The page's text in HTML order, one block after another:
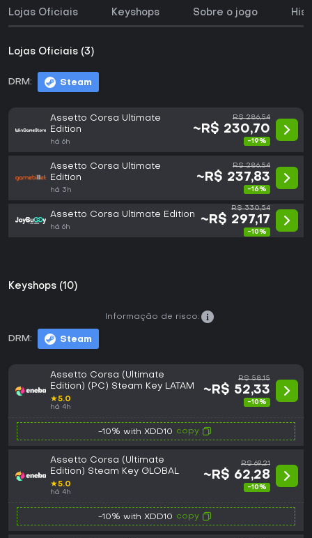
Lojas Oficiais Keyshops Sobre o jogo
Lojas Oficiais (3)
DRM: Steam
Assetto Corsa Ultimate
Edition
há 6h
R$ 286,54
~R$ 230,70
-19%
Assetto Corsa Ultimate
Edition
há 3h
R$ 286,54
~R$ 237,83
-16%
Assetto Corsa Ultimate Edition
há 6h
R$ 330,54
~R$ 297,17
-10%
Keyshops (10)
DRM: Steam
Informação de risco:
Assetto Corsa (Ultimate
Edition) (PC) Steam Key LATAM
★5.0
há 4h
R$ 58,15
~R$ 52,33
-10%
-10% with XDD10 copy
Assetto Corsa (Ultimate
Edition) Steam Key GLOBAL
★5.0
há 4h
R$ 69,21
~R$ 62,28
-10%
-10% with XDD10 copy